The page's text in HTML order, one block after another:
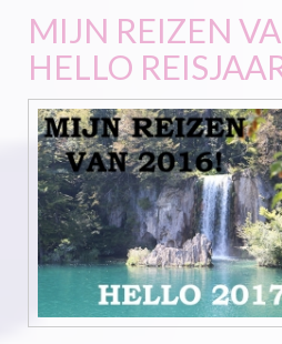
MIJN REIZEN
HELLO